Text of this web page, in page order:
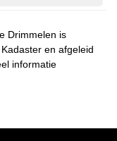
Drimmelen is
en afgeleid
informatie